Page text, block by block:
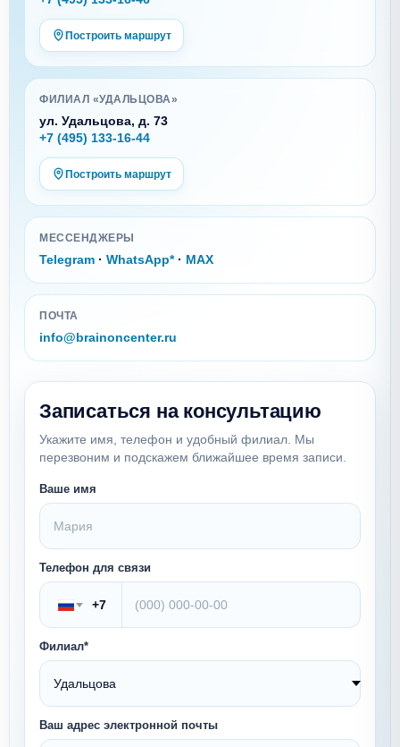
Построить маршрут
ФИЛИАЛ «УДАЛЬЦОВА»
ул. Удальцова, д. 73
+7 (495) 133-16-44
Построить маршрут
МЕССЕНДЖЕРЫ
Telegram · WhatsApp*· MAX
ПОЧТА
info@brainoncenter.ru
Записаться на консультацию
Укажите имя, телефон и удобный филиал. Мы
перезвоним и подскажем ближайшее время записи.
Ваше имя
Телефон для связи
+7
Филиал*
Ваш адрес электронной почты